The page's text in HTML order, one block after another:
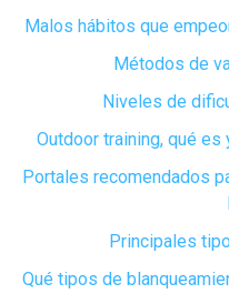
Malos hábitos que
Métodos de
Niveles de
Outdoor training, qué
Portales recomendados
Principales
Qué tipos de